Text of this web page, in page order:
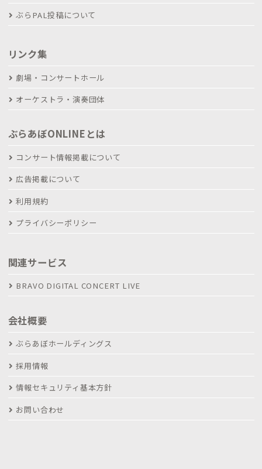
ぶらPAL投稿について
リンク集
劇場・コンサートホール
オーケストラ・演奏団体
ぶらあぼONLINEとは
コンサート情報掲載について
広告掲載について
利用規約
プライバシーポリシー
関連サービス
BRAVO DIGITAL CONCERT LIVE
会社概要
ぶらあぼホールディングス
採用情報
情報セキュリティ基本方針
お問い合わせ